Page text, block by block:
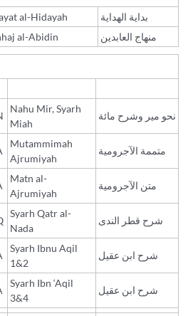
al-Hidayah
بداية الهداية
al-Abidin منهاج العابدين
Nahu Mir, Syarh
Miah
نحو مير وشرح مائة
Mutammimah
Ajrumiyah
متممة الآجرومية
Matn al-
Ajrumiyah
متن الآجرومية
Syarh Qatr al-
Nada
شرح قطر الندى
Syarh Ibnu Aqil
1&2
شرح ابن عقيل
Syarh Ibn ‘Aqil
3&4
شرح ابن عقيل